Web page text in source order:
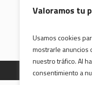
Valoramos tu
Usamos cookies
mostrarle anuncios
nuestro tráfico. Al
consentimiento a